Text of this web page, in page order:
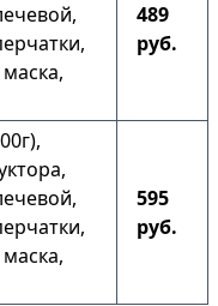
489
руб.
595
руб.